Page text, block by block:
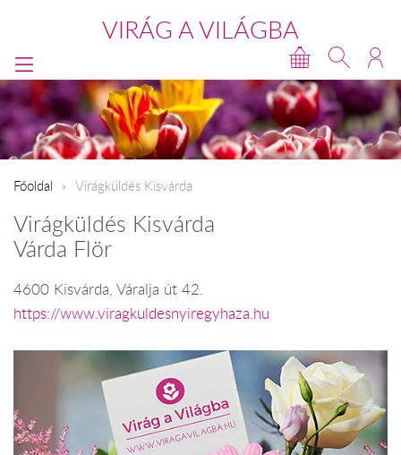
VIRÁG A VILÁGBA
Főoldal Virágküldés Kisvárda
Virágküldés Kisvárda
Várda Flör
4600 Kisvárda, Váralja út 42.
https://www.viragkuldesnyiregyhaza.hu